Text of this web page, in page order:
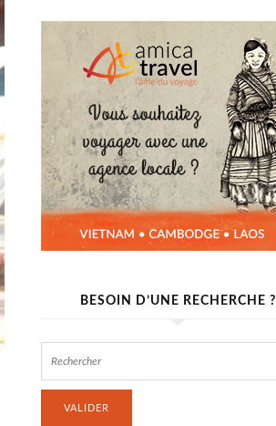
BESOIN D’UNE RECHERCHE ?
VALIDER